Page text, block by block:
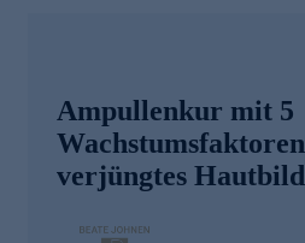
Ampullenkur mit 5
verjüngtes Hautbild